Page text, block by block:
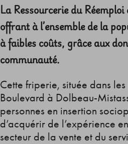
La Ressourcerie du
offrant à l’ensemble de la
à faibles coûts, grâce aux
communauté.
Cette friperie, située dans
Boulevard à Dolbeau-
personnes en insertion
d’acquérir de l’expérience
secteur de la vente et du